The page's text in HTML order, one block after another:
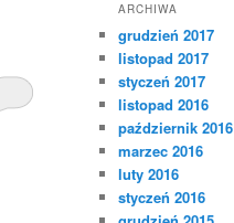
ARCHIWA
grudzień 2017
listopad 2017
styczeń 2017
listopad 2016
październik 2016
marzec 2016
luty 2016
styczeń 2016